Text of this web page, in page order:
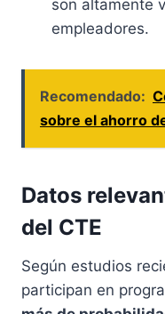
son altamente
empleadores.
Recomendado:
sobre el ahorro
Datos
del CTE
Según estudios
participan en